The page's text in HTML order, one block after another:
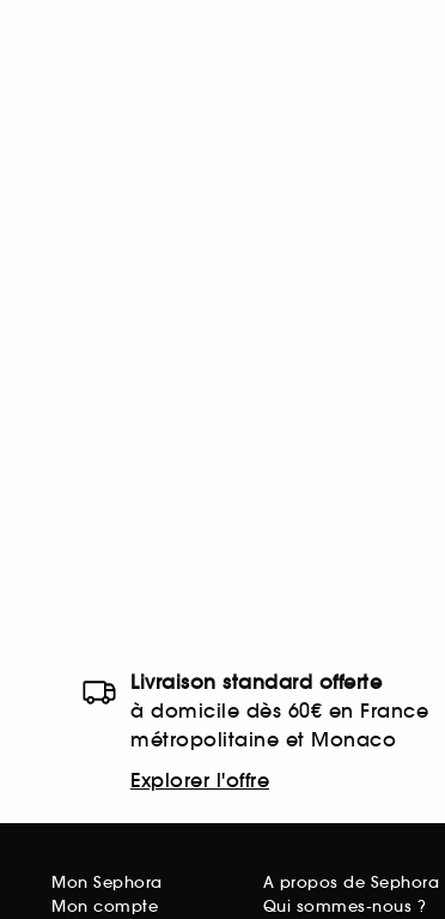
Livraison standard offerte
à domicile dès 60€ en France
métropolitaine et Monaco
Explorer l'offre
Mon Sephora
Mon compte
A propos de Sephora
Qui sommes-nous ?